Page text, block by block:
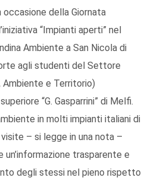
della Giornata
“Impianti aperti” nel
Ambiente a San Nicola di
agli studenti del Settore
e Territorio)
“G. Gasparrini” di Melfi.
in molti impianti italiani di
– si legge in una nota –
un’informazione trasparente e
degli stessi nel pieno rispetto